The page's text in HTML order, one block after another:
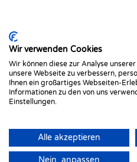
©2026 Alle
Wir verwenden Cookies
Wir können diese zur Analyse
unsere Webseite zu verbessern,
Ihnen ein großartiges Webseiten-
Informationen zu den von uns
Einstellungen.
Alle akzeptieren
Nein, anpassen